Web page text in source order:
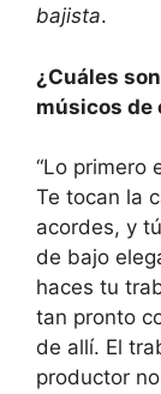
bajista.
¿Cuáles
músicos de
“Lo primero
Te tocan la
acordes, y
de bajo
haces tu
tan pronto
de allí. El
productor